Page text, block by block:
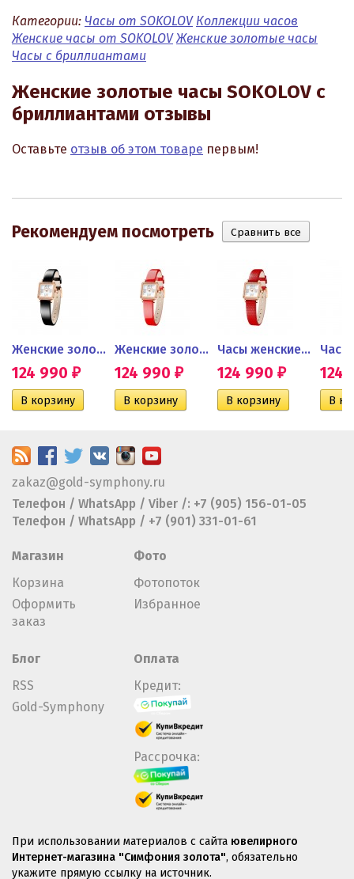
Категории: Часы от SOKOLOV Коллекции часов
Женские часы от SOKOLOV Женские золотые часы
Часы с бриллиантами
Женские золотые часы SOKOLOV с
бриллиантами отзывы
Оставьте отзыв об этом товаре первым!
Рекомендуем посмотреть
Женские золотые часы с...
124 990 ₽
Женские золотые часы с...
124 990 ₽
Часы женские из золота с...
124 990 ₽ 124
zakaz@gold-symphony.ru
Телефон / WhatsApp / Viber /: +7 (905) 156-01-05
Телефон / WhatsApp / +7 (901) 331-01-61
Магазин
Корзина
Оформить
заказ
Фото
Фотопоток
Избранное
Блог
RSS
Gold-Symphony
Оплата
Кредит:
Рассрочка:
При использовании материалов с сайта ювелирного
Интернет-магазина "Симфония золота", обязательно
укажите прямую ссылку на источник.